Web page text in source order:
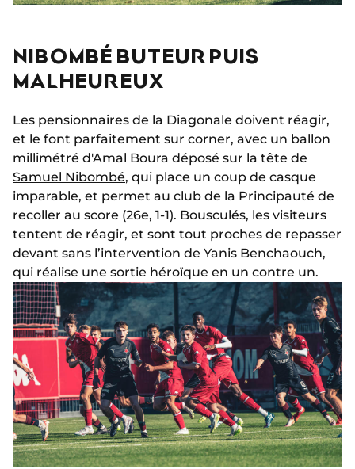
NIBOMBÉ BUTEUR PUIS
MALHEUREUX
Les pensionnaires de la Diagonale doivent réagir,
et le font parfaitement sur corner, avec un ballon
millimétré d'Amal Boura déposé sur la tête de
Samuel Nibombé, qui place un coup de casque
imparable, et permet au club de la Principauté de
recoller au score (26e, 1-1). Bousculés, les visiteurs
tentent de réagir, et sont tout proches de repasser
devant sans l’intervention de Yanis Benchaouch,
qui réalise une sortie héroïque en un contre un.